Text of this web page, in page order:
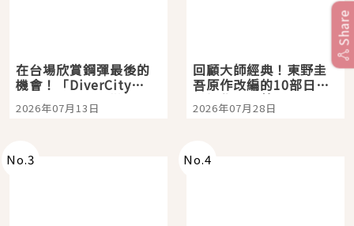
在台場欣賞鋼彈最後的
機會！「DiverCity
Tokyo Plaza」搭船、
購物、美食及夜景，一
2026年07月13日
回顧大師經典！東野圭
吾原作改編的10部日本
影視作品推薦
2026年07月28日
No.3 No.4
Share